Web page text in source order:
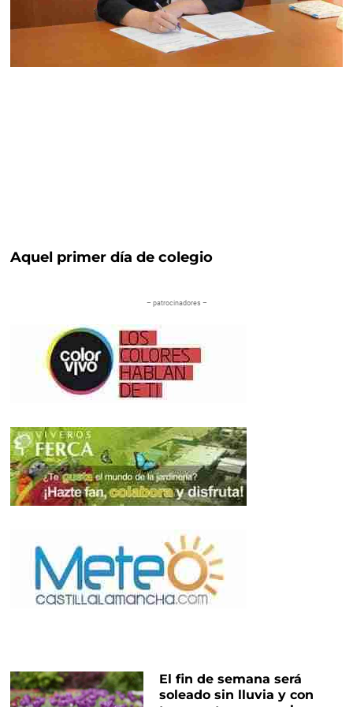
Aquel primer día de colegio
– patrocinadores –
El fin de semana será
soleado sin lluvia y con